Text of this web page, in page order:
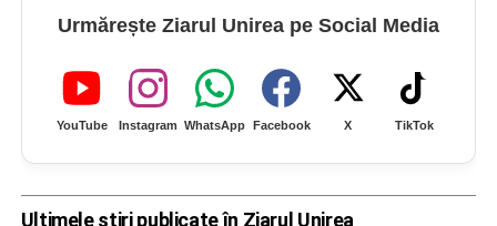
Urmărește Ziarul Unirea pe Social Media
YouTube Instagram WhatsApp Facebook X TikTok
Ultimele știri publicate în Ziarul Unirea